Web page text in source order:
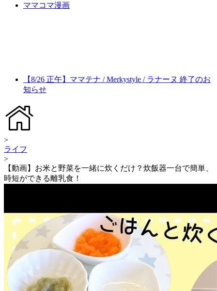
ママコマ漫画
【8/26 正午】ママテナ / Merkystyle / ラナーヌ 終了のお
知らせ
>
ライフ
>
【動画】お米と野菜を一緒に炊くだけ？炊飯器一台で簡単、
時短ができる離乳食！